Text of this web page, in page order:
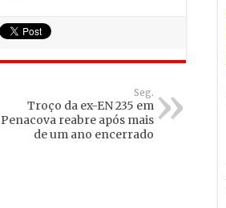
Seg.
Troço da ex-EN 235 em
Penacova reabre após mais
de um ano encerrado